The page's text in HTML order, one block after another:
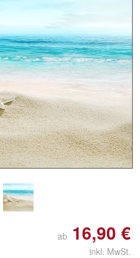
zum
ab 16,90 €
inkl. MwSt.